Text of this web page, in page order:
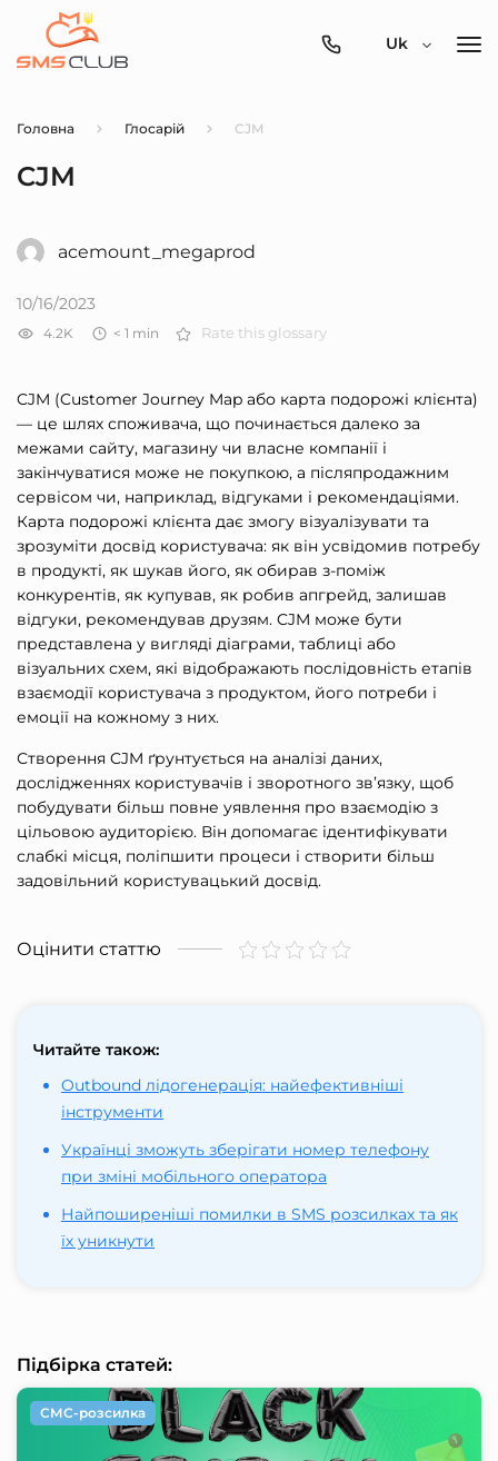
0800-
Uk
Головна Глосарій CJM
CJM
acemount_megaprod
10/16/2023
4.2K < 1 min Rate this glossary
CJM (Customer Journey Map або карта подорожі клієнта)
— це шлях споживача, що починається далеко за
межами сайту, магазину чи власне компанії і
закінчуватися може не покупкою, а післяпродажним
сервісом чи, наприклад, відгуками і рекомендаціями.
Карта подорожі клієнта дає змогу візуалізувати та
зрозуміти досвід користувача: як він усвідомив потребу
в продукті, як шукав його, як обирав з-поміж
конкурентів, як купував, як робив апгрейд, залишав
відгуки, рекомендував друзям. CJM може бути
представлена у вигляді діаграми, таблиці або
візуальних схем, які відображають послідовність етапів
взаємодії користувача з продуктом, його потреби і
емоції на кожному з них.
Створення CJM ґрунтується на аналізі даних,
дослідженнях користувачів і зворотного зв’язку, щоб
побудувати більш повне уявлення про взаємодію з
цільовою аудиторією. Він допомагає ідентифікувати
слабкі місця, поліпшити процеси і створити більш
задовільний користувацький досвід.
Оцінити статтю
Читайте також:
Outbound лідогенерація: найефективніші
інструменти
Українці зможуть зберігати номер телефону
при зміні мобільного оператора
Найпоширеніші помилки в SMS розсилках та як
їх уникнути
Підбірка статей:
СМС-розсилка